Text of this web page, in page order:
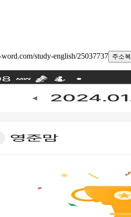
study-english/25037737 주소